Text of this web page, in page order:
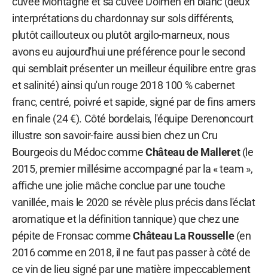
interprétations du chardonnay sur sols différents,
plutôt caillouteux ou plutôt argilo-marneux, nous
avons eu aujourd'hui une préférence pour le second
qui semblait présenter un meilleur équilibre entre gras
et salinité) ainsi qu'un rouge 2018 100 % cabernet
franc, centré, poivré et sapide, signé par de fins amers
en finale (24 €). Côté bordelais, l'équipe Derenoncourt
illustre son savoir-faire aussi bien chez un Cru
Bourgeois du Médoc commeChâteau de Malleret(le
2015, premier millésime accompagné par la « team »,
affiche une jolie mâche conclue par une touche
vanillée, mais le 2020 se révèle plus précis dans l'éclat
aromatique et la définition tannique) que chez une
pépite de Fronsac commeChâteau La Rousselle(en
2016 comme en 2018, il ne faut pas passer à côté de
ce vin de lieu signé par une matière impeccablement